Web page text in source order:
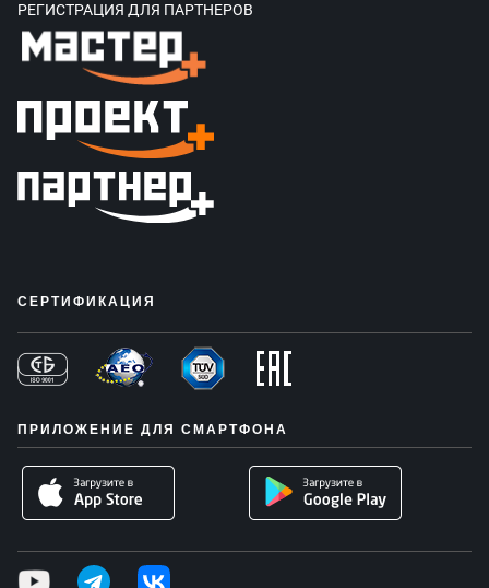
РЕГИСТРАЦИЯ ДЛЯ ПАРТНЕРОВ
СЕРТИФИКАЦИЯ
ПРИЛОЖЕНИЕ ДЛЯ СМАРТФОНА